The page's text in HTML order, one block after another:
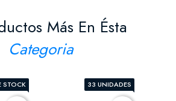
Más En Ésta
Categoria
STOCK 33 UNIDADES